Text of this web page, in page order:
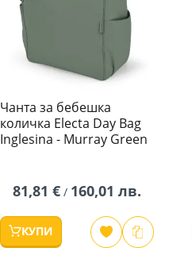
Чанта за бебешка
количка Electa Day Bag
Inglesina - Murray Green
81,81 €/ 160,01 лв.
КУПИ